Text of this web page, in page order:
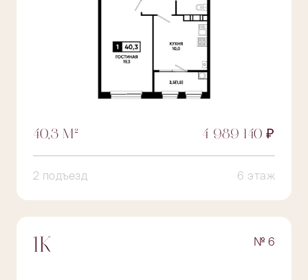
40,3 М² 4 989 140 ₽
2 подъезд 6 этаж
1К № 6